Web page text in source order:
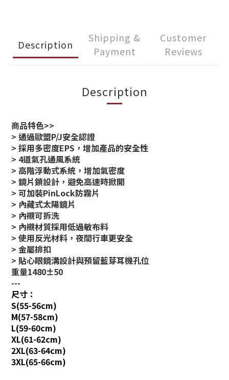
Description
Shipping &
Payment
Customer
Reviews
Description
商品特色>>
> 通過歐盟P/J安全認證
> 採用多密度EPS，增加產品的安全性
> 4道氣孔通風系統
> 高階浮動式系統，增加氣密度
> 鏡片鎖設計，避免高速時掀開
> 可加裝PinLock防霧片
> 內藏式太陽鏡片
> 內襯可拆洗
> 內襯材質採用低過敏布料
> 使用反光材料，夜間行車更安全
> 金屬排扣
> 貼心眼鏡溝設計與預留藍芽耳機孔位
重量1480±50
---
尺寸：
S(55-56cm)
M(57-58cm)
L(59-60cm)
XL(61-62cm)
2XL(63-64cm)
3XL(65-66cm)